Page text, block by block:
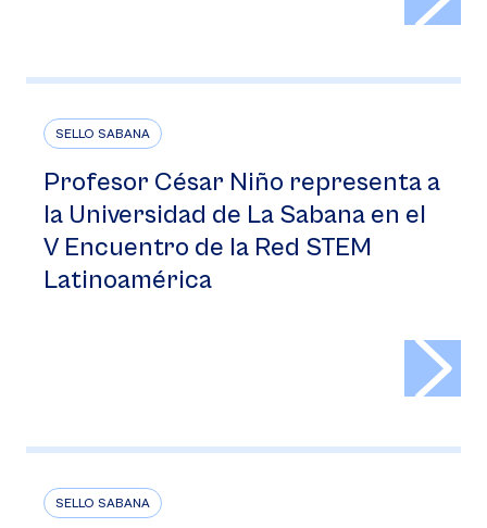
SELLO SABANA
Profesor César Niño representa a
la Universidad de La Sabana en el
V Encuentro de la Red STEM
Latinoamérica
SELLO SABANA